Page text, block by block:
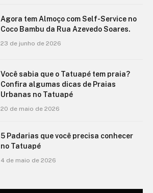
Agora tem Almoço com Self-Service no
Coco Bambu da Rua Azevedo Soares.
23 de junho de 2026
Você sabia que o Tatuapé tem praia?
Confira algumas dicas de Praias
Urbanas no Tatuapé
20 de maio de 2026
5 Padarias que você precisa conhecer
no Tatuapé
4 de maio de 2026